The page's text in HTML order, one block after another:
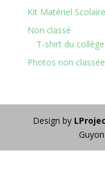
Kit Matériel Scolaire
Non classé
T-shirt du collège
Photos non
Design by